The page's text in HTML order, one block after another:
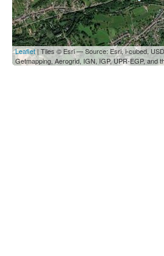
Leaflet| Tiles © Esri — Source: Esri, i-cubed,
Getmapping, Aerogrid, IGN, IGP, UPR-EGP, and